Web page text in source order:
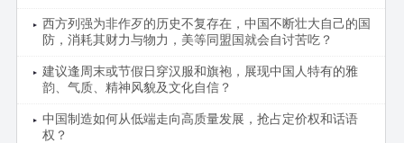
西方列强为非作歹的历史不复存在，中国不断壮大自己的国
防，消耗其财力与物力，美等同盟国就会自讨苦吃？
建议逢周末或节假日穿汉服和旗袍，展现中国人特有的雅
韵、气质、精神风貌及文化自信？
中国制造如何从低端走向高质量发展，抢占定价权和话语
权？